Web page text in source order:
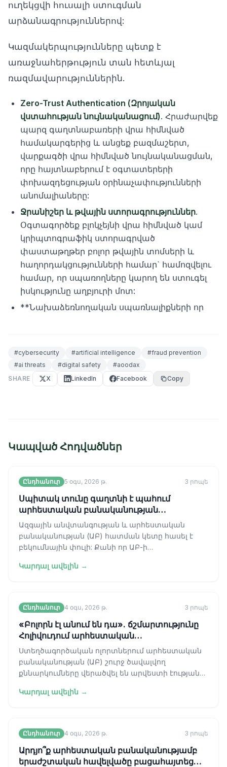
ուղեկցվի հուսալի ստուգման
արձանագրություններով:
Կազմակերպությունները պետք է
առաջնահերթություն տան հետևյալ
ռազմավարություններին.
Zero-Trust Authentication (Զրոյական
վստահության նույնականացում). Հրաժարվեք
պարզ գաղտնաբառերի վրա հիմնված
համակարգերից և անցեք բազմաշերտ,
վարքագծի վրա հիմնված նույնականացման,
որը հայտնաբերում է օգտատերերի
փոխազդեցության օրինաչափությունների
անոմալիաները:
Ջրանիշեր և թվային ստորագրություններ.
Օգտագործեք բլոկչեյնի վրա հիմնված կամ
կրիպտոգրաֆիկ ստորագրված
փաստաթղթեր բոլոր թվային տոմսերի և
հաղորդակցությունների համար` համոզվելու
համար, որ սպառողները կարող են ստուգել
իսկությունը աղբյուրի մոտ:
**Նախաձեռնողական սպառնալիքների որ
#cybersecurity #artificial intelligence #fraud prevention
#ai threats #digital safety #aoodax
SHARE
X LinkedIn Facebook Copy
Կապված Հոդվածներ
Ընդհանուր 5 օգս, 2026 թ. 3 րոպե
Սպիտակ տունը գաղտնի է պահում
արհեստական բանականության
կիբերանվտանգության իր շրջանակը
Ազգային անվտանգության և արհեստական
բանականության (ԱԲ) հատման կետը հասել է
բեկումնային փուլի: Քանի որ ԱԲ-ի
օրինաչափությունների ճանաչումի
Կարդալ ավելին →
Ընդհանուր 4 օգս, 2026 թ. 3 րոպե
«Բոլորն էլ անում են դա». ճշմարտությունը
Հոլիվուդում արհեստական
բանականության մասին
Ստեղծագործական ոլորտներում արհեստական
բանականության (ԱԲ) շուրջ ծավալվող
քննարկումները վերածվել են արվեստի էության
գործառնական
Կարդալ ավելին →
Ընդհանուր 4 օգս, 2026 թ. 3 րոպե
Արդյո՞ք արհեստական բանականությամբ
երաժշտական հավելվածը բացահայտեց